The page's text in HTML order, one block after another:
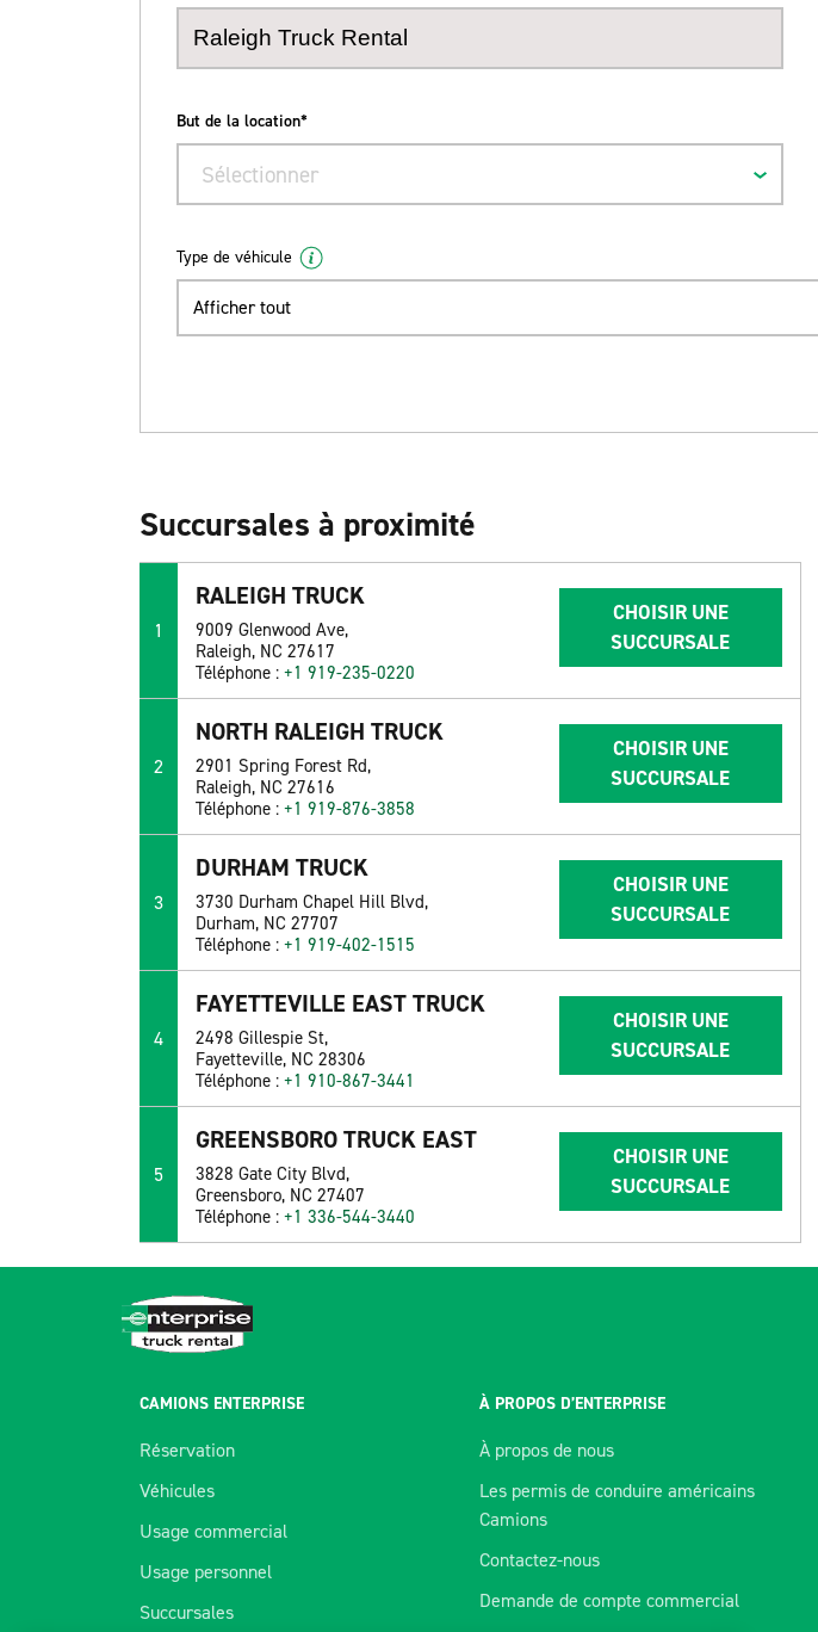
But de la location*
Sélectionner
Type de véhicule
Afficher tout
Succursales à proximité
1
RALEIGH TRUCK
9009 Glenwood Ave,
Raleigh, NC 27617
Téléphone :+1 919-235-0220
CHOISIR UNE
SUCCURSALE
2
NORTH RALEIGH TRUCK
2901 Spring Forest Rd,
Raleigh, NC 27616
Téléphone :+1 919-876-3858
CHOISIR UNE
SUCCURSALE
3
DURHAM TRUCK
3730 Durham Chapel Hill Blvd,
Durham, NC 27707
Téléphone :+1 919-402-1515
CHOISIR UNE
SUCCURSALE
4
FAYETTEVILLE EAST TRUCK
2498 Gillespie St,
Fayetteville, NC 28306
Téléphone :+1 910-867-3441
CHOISIR UNE
SUCCURSALE
5
GREENSBORO TRUCK EAST
3828 Gate City Blvd,
Greensboro, NC 27407
Téléphone :+1 336-544-3440
CHOISIR UNE
SUCCURSALE
CAMIONS ENTERPRISE
Réservation
Véhicules
Usage commercial
Usage personnel
Succursales
À PROPOS D’ENTERPRISE
À propos de nous
Les permis de conduire américains
Camions
Contactez-nous
Demande de compte commercial
Nous utilisons des témoins pour améliorer